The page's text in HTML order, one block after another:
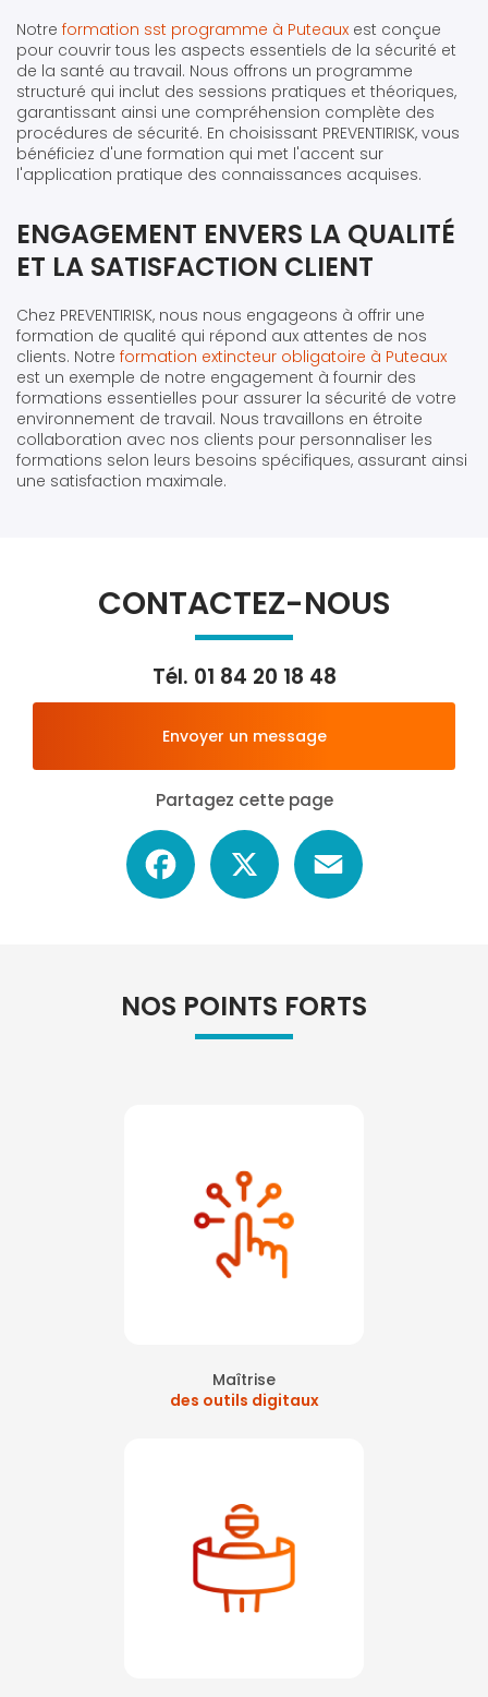
Notre formation sst programme à Puteaux est conçue
pour couvrir tous les aspects essentiels de la sécurité et
de la santé au travail. Nous offrons un programme
structuré qui inclut des sessions pratiques et théoriques,
garantissant ainsi une compréhension complète des
procédures de sécurité. En choisissant PREVENTIRISK, vous
bénéficiez d'une formation qui met l'accent sur
l'application pratique des connaissances acquises.
ENGAGEMENT ENVERS LA QUALITÉ
ET LA SATISFACTION CLIENT
Chez PREVENTIRISK, nous nous engageons à offrir une
formation de qualité qui répond aux attentes de nos
clients. Notre formation extincteur obligatoire à Puteaux
est un exemple de notre engagement à fournir des
formations essentielles pour assurer la sécurité de votre
environnement de travail. Nous travaillons en étroite
collaboration avec nos clients pour personnaliser les
formations selon leurs besoins spécifiques, assurant ainsi
une satisfaction maximale.
CONTACTEZ-NOUS
Tél. 01 84 20 18 48
Envoyer un message
Partagez cette page
Facebook
NOS POINTS FORTS
Maîtrise
des outils digitaux